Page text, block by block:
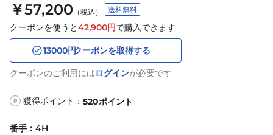
￥57,200 （税込） 送料無料
クーポンを使うと42,900円で購入できます
13000円クーポンを取得する
クーポンのご利用にはログインが必要です
P 獲得ポイント： 520ポイント
番手 ： 4H